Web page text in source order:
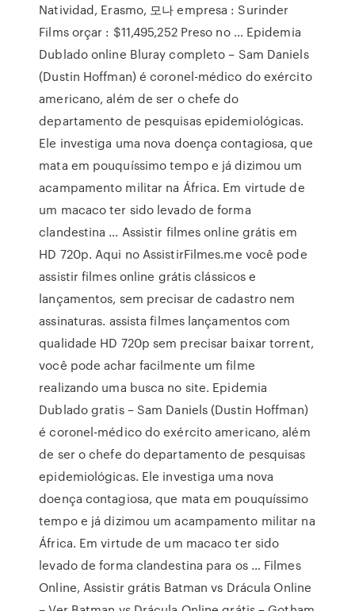
Natividad, Erasmo, 모나 empresa : Surinder
Films orçar : $11,495,252 Preso no … Epidemia
Dublado online Bluray completo – Sam Daniels
(Dustin Hoffman) é coronel-médico do exército
americano, além de ser o chefe do
departamento de pesquisas epidemiológicas.
Ele investiga uma nova doença contagiosa, que
mata em pouquíssimo tempo e já dizimou um
acampamento militar na África. Em virtude de
um macaco ter sido levado de forma
clandestina … Assistir filmes online grátis em
HD 720p. Aqui no AssistirFilmes.me você pode
assistir filmes online grátis clássicos e
lançamentos, sem precisar de cadastro nem
assinaturas. assista filmes lançamentos com
qualidade HD 720p sem precisar baixar torrent,
você pode achar facilmente um filme
realizando uma busca no site. Epidemia
Dublado gratis – Sam Daniels (Dustin Hoffman)
é coronel-médico do exército americano, além
de ser o chefe do departamento de pesquisas
epidemiológicas. Ele investiga uma nova
doença contagiosa, que mata em pouquíssimo
tempo e já dizimou um acampamento militar na
África. Em virtude de um macaco ter sido
levado de forma clandestina para os … Filmes
Online, Assistir grátis Batman vs Drácula Online